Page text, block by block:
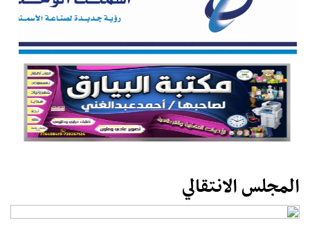
المجلس الانتقالي